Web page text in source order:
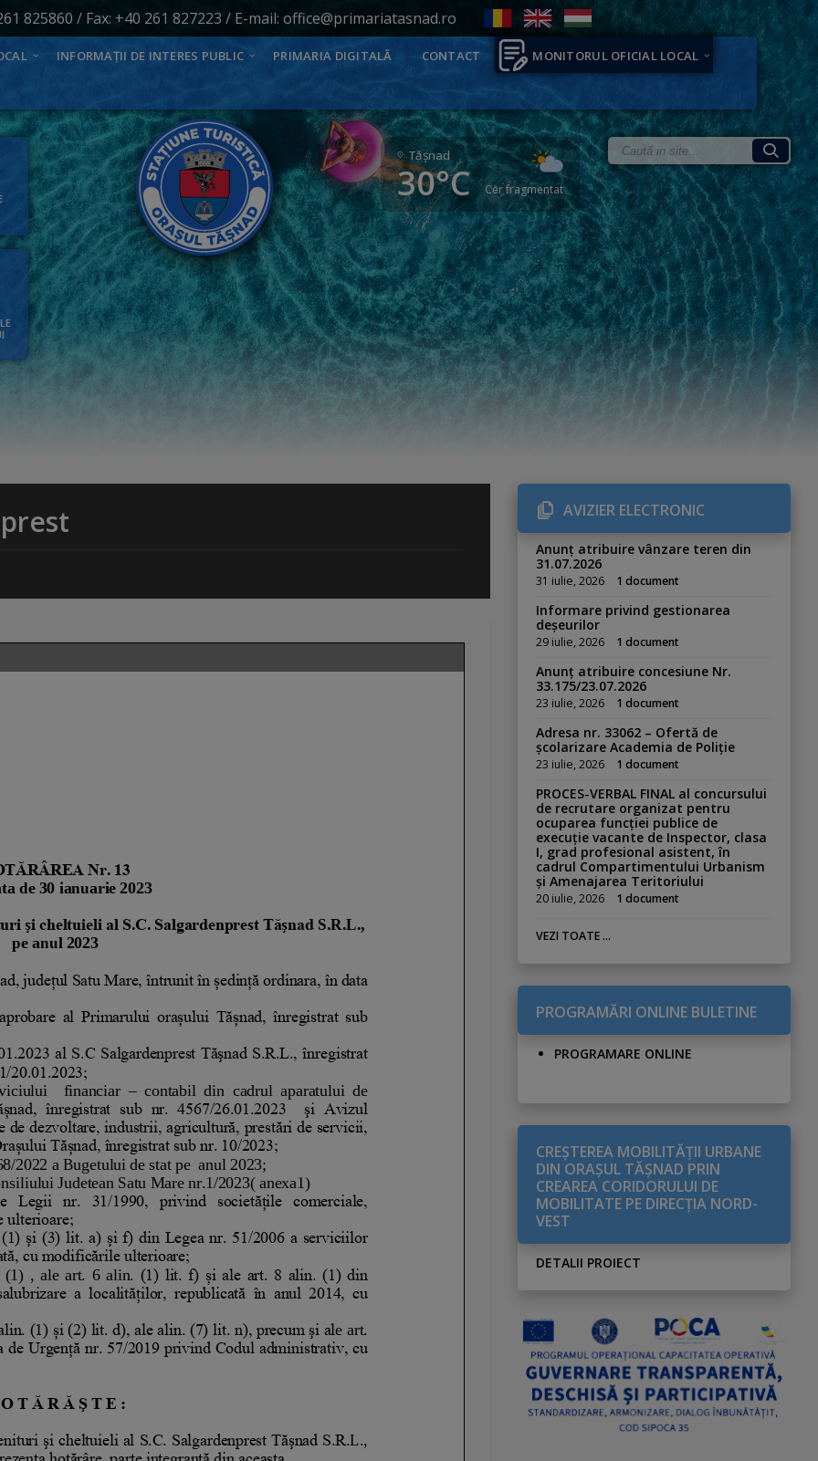
825860 / Fax: +40 261 827223 / E-mail: office@primariatasnad.ro
INFORMAȚII DE INTERES PUBLIC PRIMARIA DIGITALĂ CONTACT MONITORUL OFICIAL LOCAL
Tăşnad
30°C Cer fragmentat
AVIZIER ELECTRONIC
Anunț atribuire vânzare teren din
31.07.2026
31 iulie, 2026 1 document
Informare privind gestionarea
deșeurilor
29 iulie, 2026 1 document
Anunț atribuire concesiune Nr.
33.175/23.07.2026
23 iulie, 2026 1 document
Adresa nr. 33062 – Ofertă de
școlarizare Academia de Poliție
23 iulie, 2026 1 document
PROCES-VERBAL FINAL al concursului
de recrutare organizat pentru
ocuparea funcției publice de
execuție vacante de Inspector, clasa
I, grad profesional asistent, în
cadrul Compartimentului Urbanism
și Amenajarea Teritoriului
20 iulie, 2026 1 document
VEZI TOATE ...
PROGRAMĂRI ONLINE BULETINE
PROGRAMARE ONLINE
CREŞTEREA MOBILITĂŢII URBANE
DIN ORAŞUL TĂŞNAD PRIN
CREAREA CORIDORULUI DE
MOBILITATE PE DIRECŢIA NORD-
VEST
DETALII PROIECT